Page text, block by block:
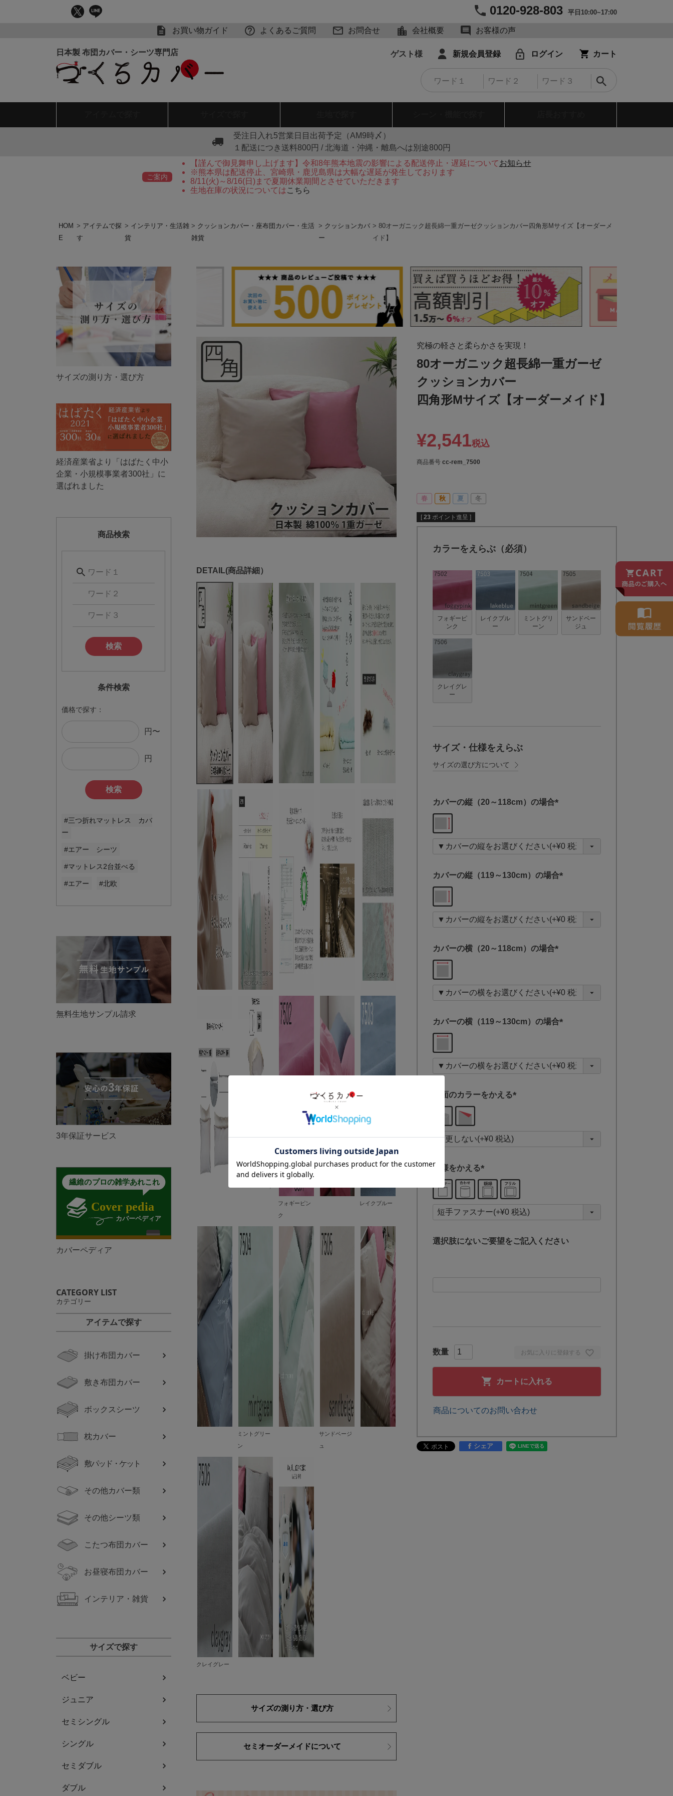
0120-928-803 平日10:00~17:00
お買い物ガイド よくあるご質問 お問合せ 会社概要 お客様の声
ゲスト様 新規会員登録 ログイン カート
受注日入れ5営業日目出荷予定（AM9時〆）
１配送につき送料800円 / 北海道・沖縄・離島へは別途800円
ご案内
【謹んで御見舞申し上げます】令和8年熊本地震の影響による配送停止・遅延についてお知らせ
※熊本県は配送停止、宮崎県・鹿児島県は大幅な遅延が発生しております
8/11(火)～8/16(日)まで夏期休業期間とさせていただきます
生地在庫の状況についてはこちら
HOM
E
アイテムで探
す
インテリア・生活雑
貨
クッションカバー・座布団カバー・生活
雑貨
クッションカバ
ー
80オーガニック超長綿一重ガーゼクッションカバー四角形Mサイズ【オーダーメ
イド】
サイズの測り方・選び方
経済産業省より「はばたく中小
企業・小規模事業者300社」に
選ばれました
商品検索
検索
条件検索
価格で探す：
円〜
円
検索
#三つ折れマットレス カバ
ー
#エアー シーツ
#マットレス2台並べる
#エアー #北欧
無料生地サンプル請求
3年保証サービス
カバーペディア
CATEGORY LIST
カテゴリー
アイテムで探す
掛け布団カバー
敷き布団カバー
ボックスシーツ
枕カバー
敷パッド・ケット
その他カバー類
その他シーツ類
こたつ布団カバー
お昼寝布団カバー
インテリア・雑貨
サイズで探す
ベビー
ジュニア
セミシングル
シングル
セミダブル
ダブル
フォギーピン
ク
レイクブルー
ミントグリー
ン
サンドベージ
ュ
クレイグレー
サイズの測り方・選び方
セミオーダーメイドについて
究極の軽さと柔らかさを実現！
80オーガニック超長綿一重ガーゼ
クッションカバー
四角形Mサイズ【オーダーメイド】
¥2,541税込
商品番号 cc-rem_7500
春 秋 夏 冬
[ 23 ポイント進呈 ]
カラーをえらぶ（必須）
フォギーピ
ンク
レイクブル
ー
ミントグリ
ーン
サンドベー
ジュ
クレイグレ
ー
お気に入りに登録する
カートに入れる
サイズ・仕様をえらぶ
サイズの選び方について
カバーの縦（20～118cm）の場合
須
カバーの縦（119～130cm）の場合
須
)
カバーの横（20～118cm）の場合
須
カバーの横（119～130cm）の場合
須
)
裏面のカラーをかえる
須
)
仕様をかえる
(
須
)
選択肢にないご要望をご記入ください
商品についてのお問い合わせ
シェア